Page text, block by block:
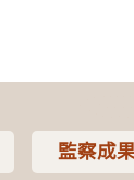
監察成